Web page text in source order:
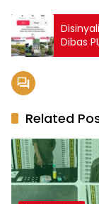
Dibas
Related